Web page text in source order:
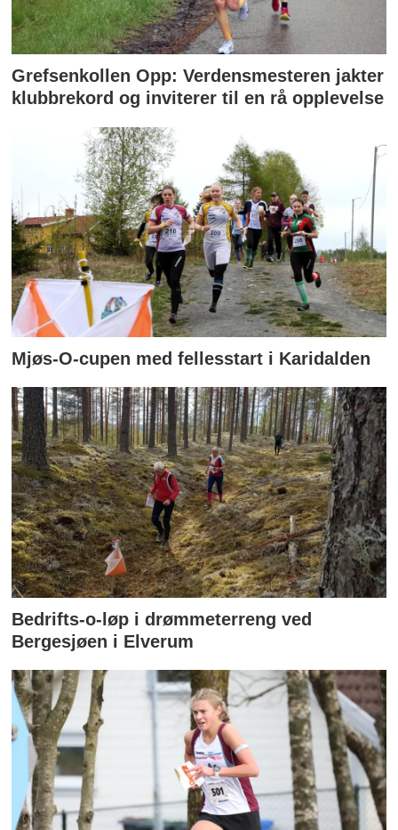
Grefsenkollen Opp: Verdensmesteren jakter
klubbrekord og inviterer til en rå opplevelse
Mjøs-O-cupen med fellesstart i Karidalden
Bedrifts-o-løp i drømmeterreng ved
Bergesjøen i Elverum